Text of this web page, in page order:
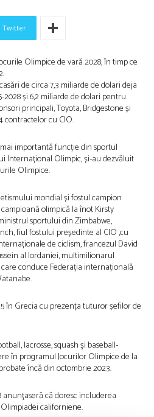
Twitter
Olimpice de vară 2028, în timp ce
de circa 7,3 miliarde de dolari deja
și 6,2 miliarde de dolari pentru
principali, Toyota, Bridgestone și
contractelor cu CIO.
importantă funcție din sportul
Internațional Olimpic, și-au dezvăluit
Olimpice.
mondial și fostul campion
olimpică la înot Kirsty
sportului din Zimbabwe,
fiul fostului președinte al CIO ,cu
de ciclism, francezul David
al Iordaniei, multimilionarul
conduce Federația internațională
în Grecia cu prezența tuturor șefilor de
lacrosse, squash şi baseball-
în programul Jocurilor Olimpice de la
încă din octombrie 2023.
că doresc includerea
californiene.